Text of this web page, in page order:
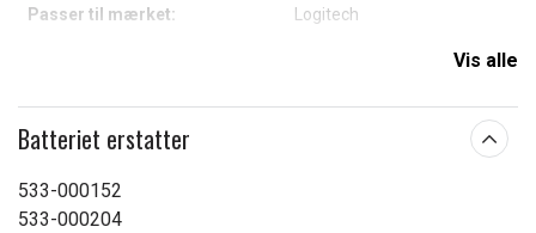
Passer til mærket: Logitech
Kapacitet: 1500 mAh
Vis alle
Batteriet erstatter
533-000152
533-000204